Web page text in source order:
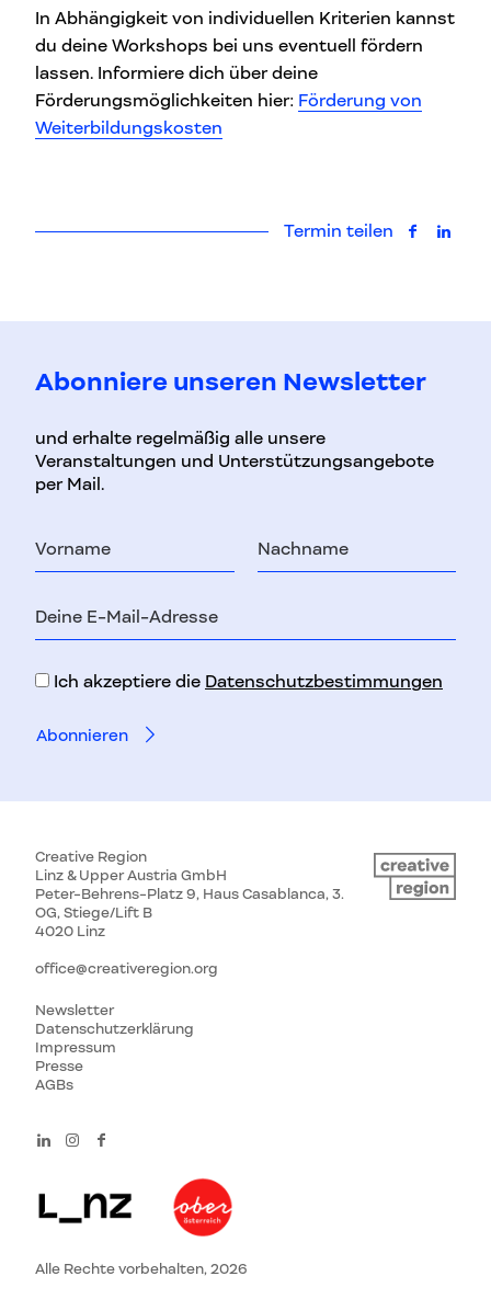
In Abhängigkeit von individuellen Kriterien kannst
du deine Workshops bei uns eventuell fördern
lassen. Informiere dich über deine
Förderungsmöglichkeiten hier: Förderung von
Weiterbildungskosten
Termin teilen auf auf
Abonniere unseren Newsletter
und erhalte regelmäßig alle unsere
Veranstaltungen und Unterstützungsangebote
per Mail.
Nachname
Mail-
Ich akzeptiere die Datenschutzbestimmungen
Creative Region
Linz & Upper Austria GmbH
Peter-Behrens-Platz 9, Haus Casablanca, 3.
OG, Stiege/Lift B
4020 Linz
office@creativeregion.org
Newsletter
Datenschutzerklärung
Impressum
Presse
AGBs
Alle Rechte vorbehalten, 2026